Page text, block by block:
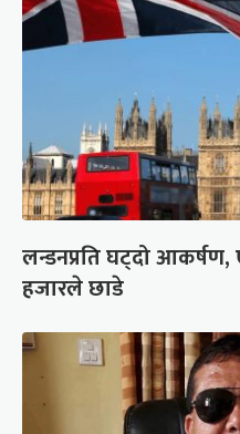
लन्डनप्रति घट्दो
हजारले छाडे